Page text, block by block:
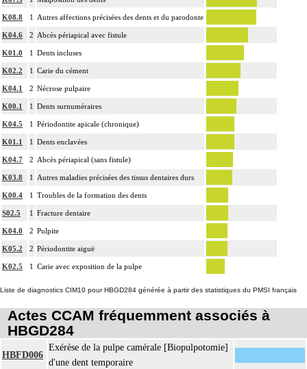
K08.8 1 Autres affections précisées des dents et du parodonte
K04.6 2 Abcès périapical avec fistule
K01.0 1 Dents incluses
K02.2 1 Carie du cément
K04.1 2 Nécrose pulpaire
K00.1 1 Dents surnuméraires
K04.5 1 Périodontite apicale (chronique)
K01.1 1 Dents enclavées
K04.7 2 Abcès périapical (sans fistule)
K03.8 1 Autres maladies précisées des tissus dentaires durs
K00.4 1 Troubles de la formation des dents
S02.5 1 Fracture dentaire
K04.0 2 Pulpite
K05.2 2 Périodontite aiguë
K02.5 1 Carie avec exposition de la pulpe
Liste de diagnostics CIM10 pour HBGD284 générée à partir des statistiques du PMSI français
Actes CCAM fréquemment associés à
HBGD284
HBFD006
Exérèse de la pulpe camérale [Biopulpotomie]
d'une dent temporaire